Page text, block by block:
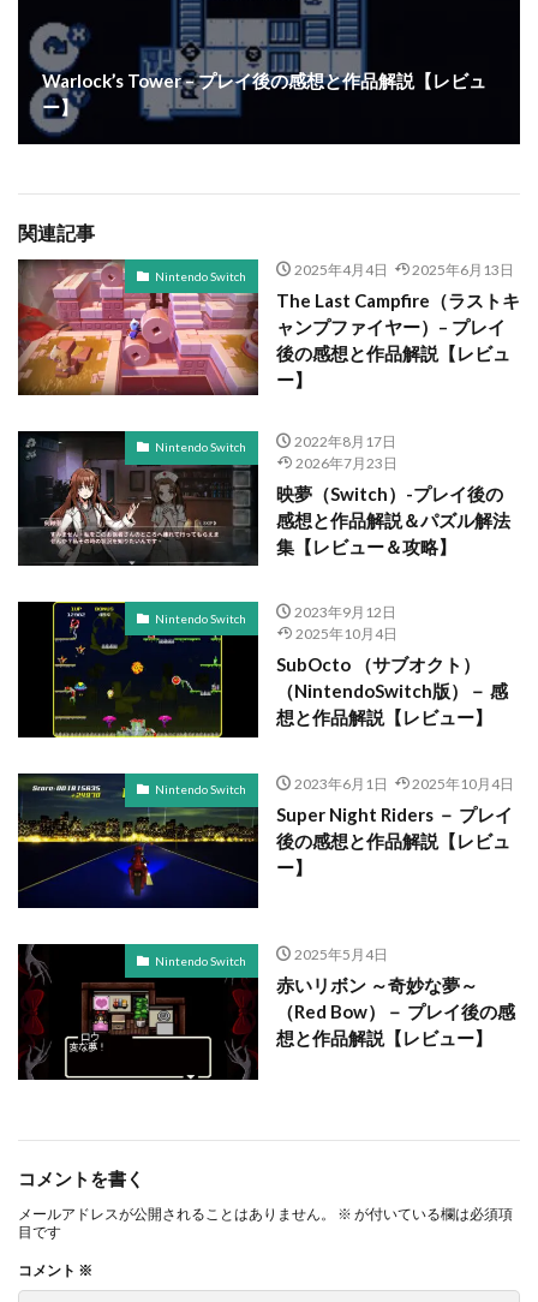
Warlock’s Tower – プレイ後の感想と作品解説【レビュ
ー】
関連記事
Nintendo Switch 2025年4月4日 2025年6月13日
The Last Campfire（ラストキ
ャンプファイヤー）– プレイ
後の感想と作品解説【レビュ
ー】
Nintendo Switch
2022年8月17日
2026年7月23日
映夢（Switch）-プレイ後の
感想と作品解説＆パズル解法
集【レビュー＆攻略】
Nintendo Switch
2023年9月12日
2025年10月4日
SubOcto （サブオクト）
（NintendoSwitch版）－ 感
想と作品解説【レビュー】
Nintendo Switch 2023年6月1日 2025年10月4日
Super Night Riders － プレイ
後の感想と作品解説【レビュ
ー】
Nintendo Switch 2025年5月4日
赤いリボン ～奇妙な夢～
（Red Bow）－ プレイ後の感
想と作品解説【レビュー】
コメントを書く
メールアドレスが公開されることはありません。 ※ が付いている欄は必須項
目です
コメント ※